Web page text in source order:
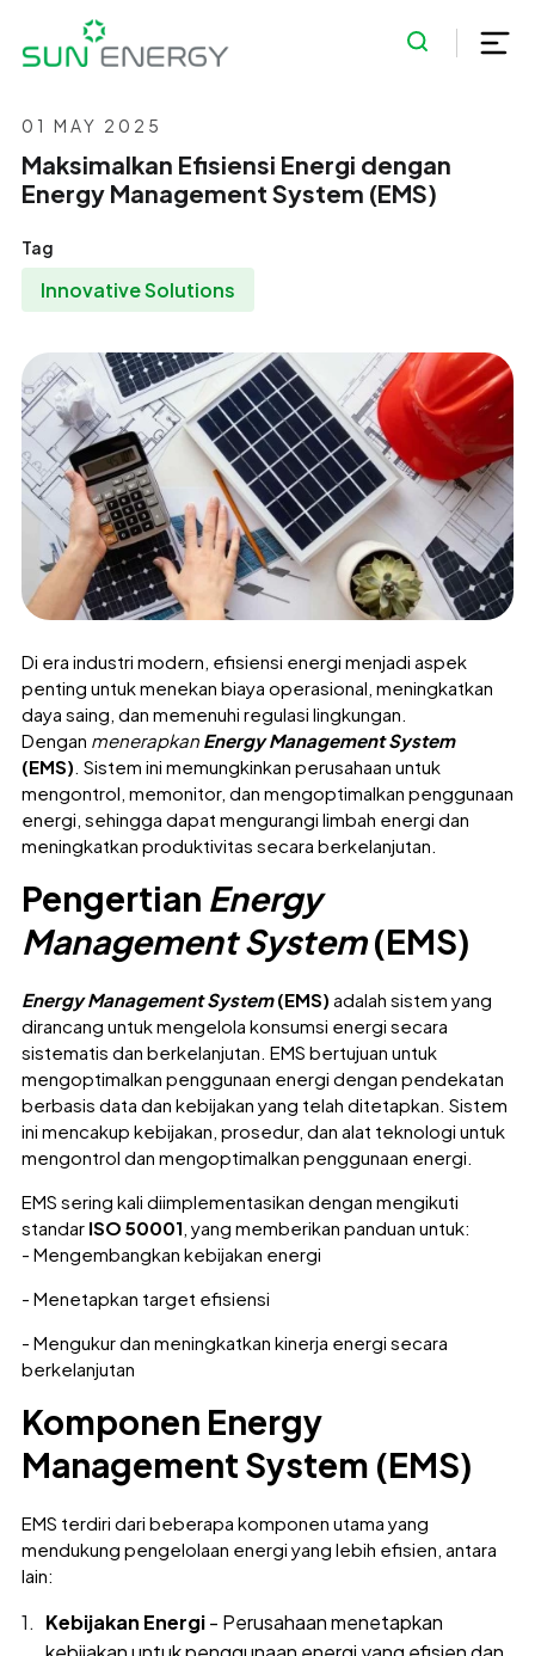
01 MAY 2025
Maksimalkan Efisiensi Energi dengan
Energy Management System (EMS)
Tag
Innovative Solutions
Di era industri modern, efisiensi energi menjadi aspek
penting untuk menekan biaya operasional, meningkatkan
daya saing, dan memenuhi regulasi lingkungan.
Dengan menerapkan Energy Management System
(EMS). Sistem ini memungkinkan perusahaan untuk
mengontrol, memonitor, dan mengoptimalkan penggunaan
energi, sehingga dapat mengurangi limbah energi dan
meningkatkan produktivitas secara berkelanjutan.
Pengertian Energy
Management System(EMS)
Energy Management System(EMS) adalah sistem yang
dirancang untuk mengelola konsumsi energi secara
sistematis dan berkelanjutan. EMS bertujuan untuk
mengoptimalkan penggunaan energi dengan pendekatan
berbasis data dan kebijakan yang telah ditetapkan. Sistem
ini mencakup kebijakan, prosedur, dan alat teknologi untuk
mengontrol dan mengoptimalkan penggunaan energi.
EMS sering kali diimplementasikan dengan mengikuti
standar ISO 50001, yang memberikan panduan untuk:
- Mengembangkan kebijakan energi
- Menetapkan target efisiensi
- Mengukur dan meningkatkan kinerja energi secara
berkelanjutan
Komponen Energy
Management System (EMS)
EMS terdiri dari beberapa komponen utama yang
mendukung pengelolaan energi yang lebih efisien, antara
lain:
Kebijakan Energi- Perusahaan menetapkan